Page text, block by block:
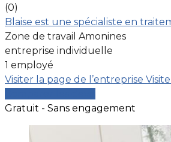
(0)
Blaise est une spécialiste en
Zone de travail Amonines
entreprise individuelle
1 employé
Visiter la page de l’entreprise
Gratuit - Sans engagement